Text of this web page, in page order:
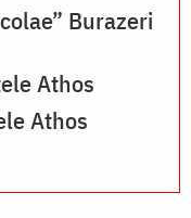
Burazeri
Athos
Athos